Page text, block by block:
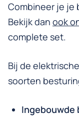
Combineer je je
Bekijk dan ook
complete set.
Bij de
soorten
Ingebouwde